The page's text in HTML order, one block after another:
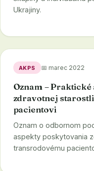
Ukrajiny.
AKPS 📅 marec 2022
Oznam –
zdravotnej
pacientovi
Oznam o odbornom
aspekty poskytovania
transrodovému